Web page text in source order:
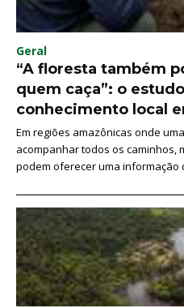
Geral
“A floresta também
quem caça”: o
conhecimento local
Em regiões amazônicas onde
acompanhar todos os caminhos,
podem oferecer uma informação